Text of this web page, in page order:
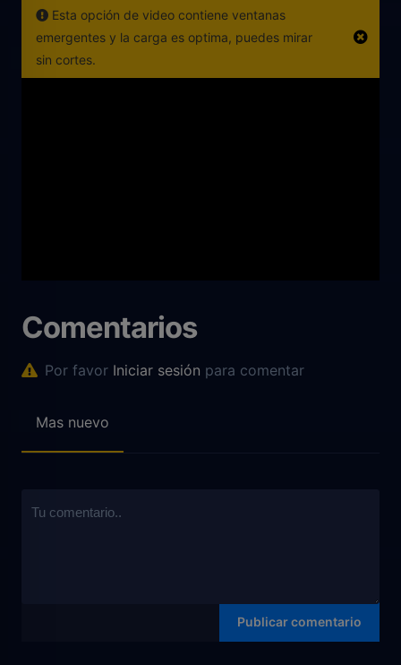
Esta opción de video contiene ventanas
emergentes y la carga es optima, puedes mirar
sin cortes.
Comentarios
Por favor Iniciar sesión para comentar
Mas nuevo